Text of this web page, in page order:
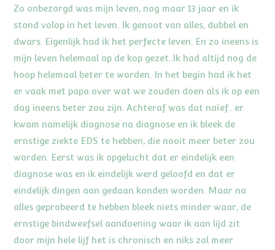
Zo onbezorgd was mijn leven, nog maar 13 jaar en ik
stond volop in het leven. Ik genoot van alles, dubbel en
dwars. Eigenlijk had ik het perfecte leven. En zo ineens is
mijn leven helemaal op de kop gezet..Ik had altijd nog de
hoop helemaal beter te worden. In het begin had ik het
er vaak met papa over wat we zouden doen als ik op een
dag ineens beter zou zijn. Achteraf was dat naïef.. er
kwam namelijk diagnose na diagnose en ik bleek de
ernstige ziekte EDS te hebben, die nooit meer beter zou
worden. Eerst was ik opgelucht dat er eindelijk een
diagnose was en ik eindelijk werd geloofd en dat er
eindelijk dingen aan gedaan konden worden. Maar na
alles geprobeerd te hebben bleek niets minder waar, de
ernstige bindweefsel aandoening waar ik aan lijd zit
door mijn hele lijf het is chronisch en niks zal meer